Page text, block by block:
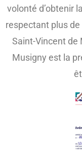
volonté d’obtenir
respectant plus de
Saint-Vincent de
Musigny est la